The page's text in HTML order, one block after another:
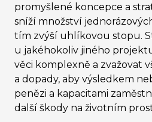
promyšlené koncepce a
sníží množství
tím zvýší uhlíkovou stopu.
u jakéhokoliv jiného
věci komplexně a zvažovat
a dopady, aby výsledkem
penězi a kapacitami
další škody na životním